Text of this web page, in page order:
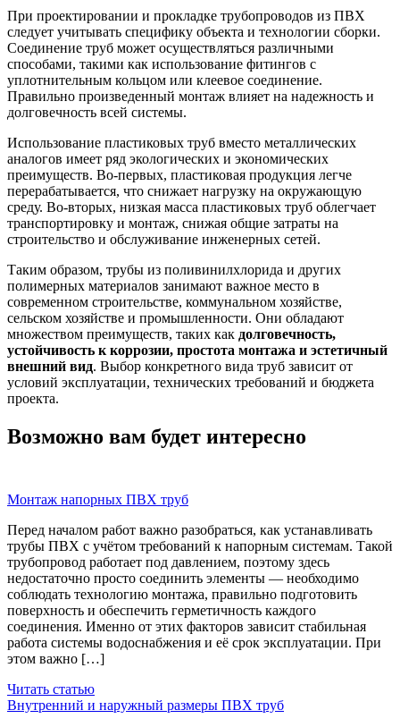
При проектировании и прокладке трубопроводов из ПВХ
следует учитывать специфику объекта и технологии сборки.
Соединение труб может осуществляться различными
способами, такими как использование фитингов с
уплотнительным кольцом или клеевое соединение.
Правильно произведенный монтаж влияет на надежность и
долговечность всей системы.
Использование пластиковых труб вместо металлических
аналогов имеет ряд экологических и экономических
преимуществ. Во-первых, пластиковая продукция легче
перерабатывается, что снижает нагрузку на окружающую
среду. Во-вторых, низкая масса пластиковых труб облегчает
транспортировку и монтаж, снижая общие затраты на
строительство и обслуживание инженерных сетей.
Таким образом, трубы из поливинилхлорида и других
полимерных материалов занимают важное место в
современном строительстве, коммунальном хозяйстве,
сельском хозяйстве и промышленности. Они обладают
множеством преимуществ, таких как долговечность,
устойчивость к коррозии, простота монтажа и эстетичный
внешний вид. Выбор конкретного вида труб зависит от
условий эксплуатации, технических требований и бюджета
проекта.
Возможно вам будет интересно
Монтаж напорных ПВХ труб
Перед началом работ важно разобраться, как устанавливать
трубы ПВХ с учётом требований к напорным системам. Такой
трубопровод работает под давлением, поэтому здесь
недостаточно просто соединить элементы — необходимо
соблюдать технологию монтажа, правильно подготовить
поверхность и обеспечить герметичность каждого
соединения. Именно от этих факторов зависит стабильная
работа системы водоснабжения и её срок эксплуатации. При
этом важно […]
Читать статью
Внутренний и наружный размеры ПВХ труб